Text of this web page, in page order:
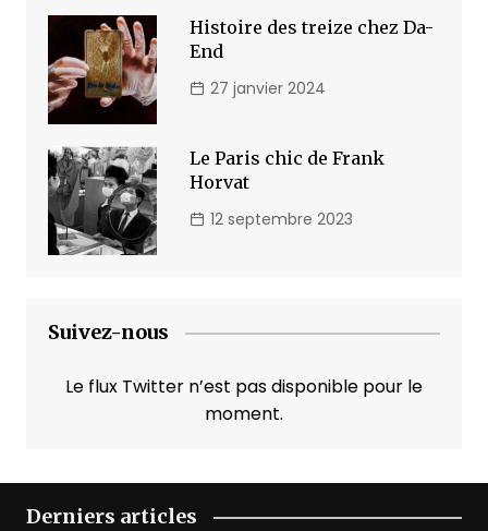
Histoire des treize chez Da-
End
27 janvier 2024
Le Paris chic de Frank
Horvat
12 septembre 2023
Suivez-nous
Le flux Twitter n’est pas disponible pour le
moment.
Derniers articles